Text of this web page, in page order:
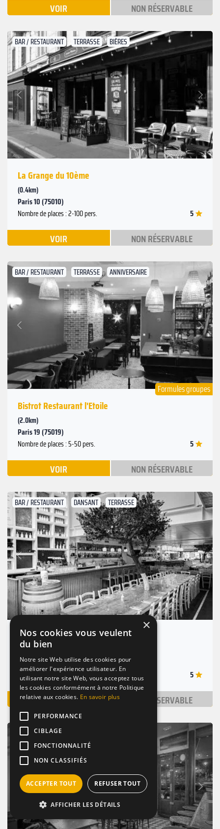
VOIR NON RÉSERVABLE
BAR / RESTAURANT TERRASSE BIÈRES
Précédent
Suivant
La Grange du 10ème
(0.4km)
Paris 10 (75010)
Nombre de places : 2-100 pers. 5
VOIR NON RÉSERVABLE
BAR / RESTAURANT TERRASSE ANNIVERSAIRE
Précédent
Suivant
Formules groupes
Bistrot Restaurant l'Etoile
(2.0km)
Paris 19 (75019)
Nombre de places : 5-50 pers. 5
VOIR NON RÉSERVABLE
BAR / RESTAURANT DANSANT TERRASSE
Précédent
Suivant
Yaya Secrétan
(0.6km)
Paris 19 (75019)
Nombre de places : 15-350 pers. 5
VOIR NON RÉSERVABLE
BAR TERRASSE
Précédent
Suivant
×
Nos cookies vous veulent
du bien
Notre site Web utilise des cookies pour
améliorer l'expérience utilisateur. En
utilisant notre site Web, vous acceptez tous
les cookies conformément à notre Politique
relative aux cookies. En savoir plus
PERFORMANCE
CIBLAGE
FONCTIONNALITÉ
NON CLASSIFIÉS
ACCEPTER TOUT REFUSER TOUT
AFFICHER LES DÉTAILS